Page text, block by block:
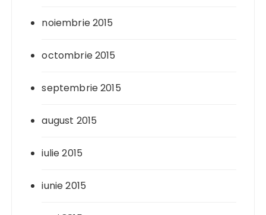
noiembrie 2015
octombrie 2015
septembrie 2015
august 2015
iulie 2015
iunie 2015